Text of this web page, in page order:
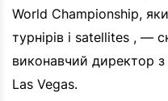
World Championship,
турнірів і satellites , —
виконавчий директор
Las Vegas.